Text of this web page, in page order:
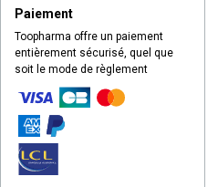
Paiement
Toopharma offre un paiement
entièrement sécurisé, quel que
soit le mode de règlement